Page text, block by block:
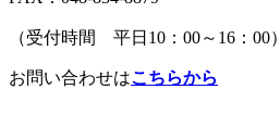
（受付時間 平日10：00～16：00）
お問い合わせはこちらから